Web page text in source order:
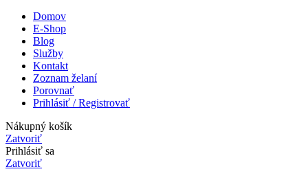
Domov
E-Shop
Blog
Služby
Kontakt
Zoznam želaní
Porovnať
Prihlásiť / Registrovať
Nákupný košík
Zatvoriť
Prihlásiť sa
Zatvoriť